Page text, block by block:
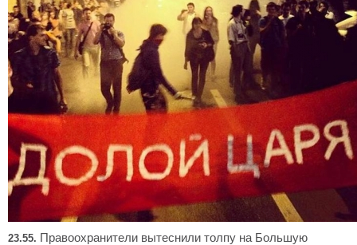
23.55. Правоохранители вытеснили толпу на Большую